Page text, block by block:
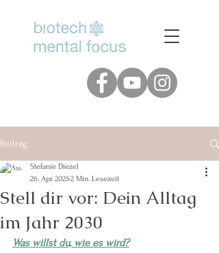
Beitrag
Stell dir vor: Dein Alltag
im Jahr 2030
Stefanie Diezel
26. Apr. 20252 Min. Lesezeit
Was willst du, wie es wird?